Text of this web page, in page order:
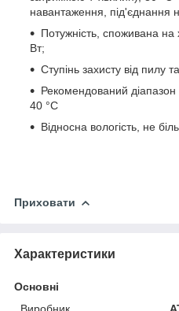
навантаження, під'єднання
Потужність, споживана
Вт;
Ступінь захисту від пилу
Рекомендований
40 °C
Відносна вологість, не
Приховати
Характеристики
Основні
Виробник